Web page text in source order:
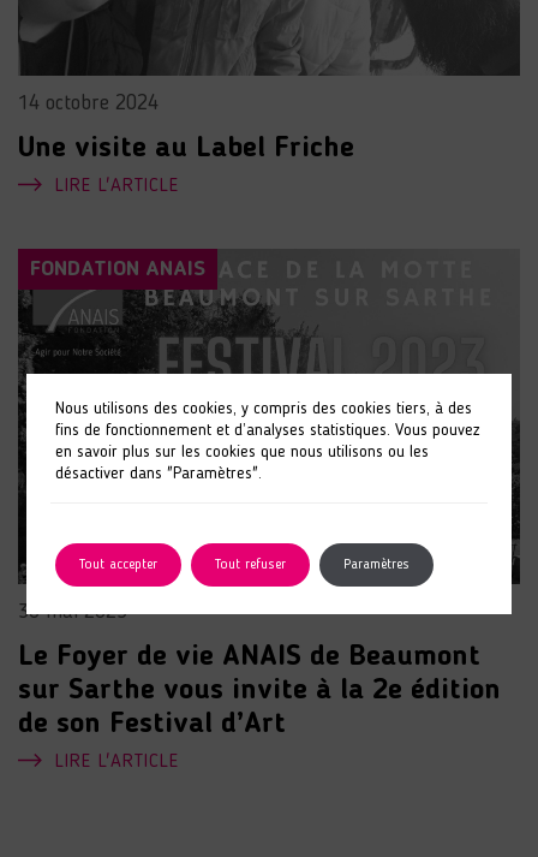
14 octobre 2024
Une visite au Label Friche
LIRE L'ARTICLE
FONDATION ANAIS
30 mai 2023
Le Foyer de vie ANAIS de Beaumont
sur Sarthe vous invite à la 2e édition
de son Festival d’Art
LIRE L'ARTICLE
Nous utilisons des cookies, y compris des cookies tiers, à des
fins de fonctionnement et d’analyses statistiques. Vous pouvez
en savoir plus sur les cookies que nous utilisons ou les
désactiver dans "Paramètres".
Tout accepter Tout refuser Paramètres